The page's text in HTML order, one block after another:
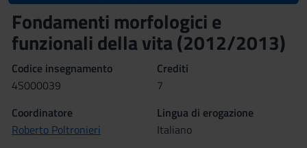
Fondamenti morfologici e
funzionali della vita (2012/2013)
Codice insegnamento
4S000039
Crediti
7
Coordinatore
Roberto Poltronieri
Lingua di erogazione
Italiano